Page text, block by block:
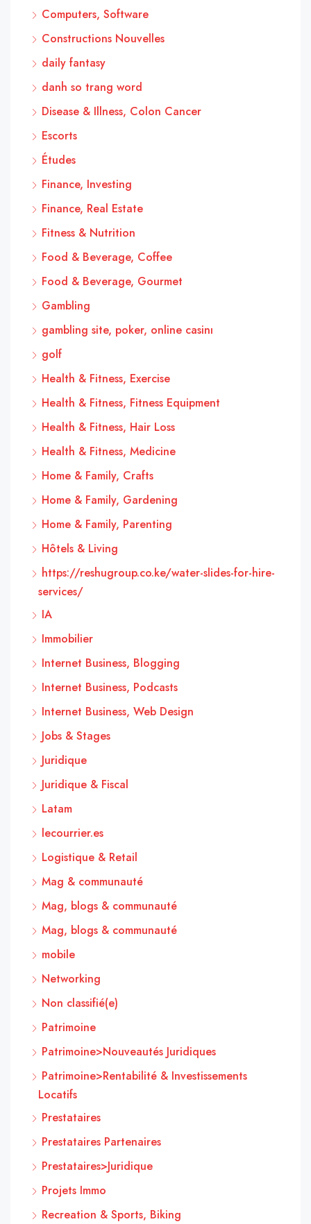
Computers, Software
Constructions Nouvelles
daily fantasy
danh so trang word
Disease & Illness, Colon Cancer
Escorts
Études
Finance, Investing
Finance, Real Estate
Fitness & Nutrition
Food & Beverage, Coffee
Food & Beverage, Gourmet
Gambling
gambling site, poker, online casinı
golf
Health & Fitness, Exercise
Health & Fitness, Fitness Equipment
Health & Fitness, Hair Loss
Health & Fitness, Medicine
Home & Family, Crafts
Home & Family, Gardening
Home & Family, Parenting
Hôtels & Living
https://reshugroup.co.ke/water-slides-for-hire-
services/
IA
Immobilier
Internet Business, Blogging
Internet Business, Podcasts
Internet Business, Web Design
Jobs & Stages
Juridique
Juridique & Fiscal
Latam
lecourrier.es
Logistique & Retail
Mag & communauté
Mag, blogs & communauté
Mag, blogs & communauté
mobile
Networking
Non classifié(e)
Patrimoine
Patrimoine>Nouveautés Juridiques
Patrimoine>Rentabilité & Investissements
Locatifs
Prestataires
Prestataires Partenaires
Prestataires>Juridique
Projets Immo
Recreation & Sports, Biking